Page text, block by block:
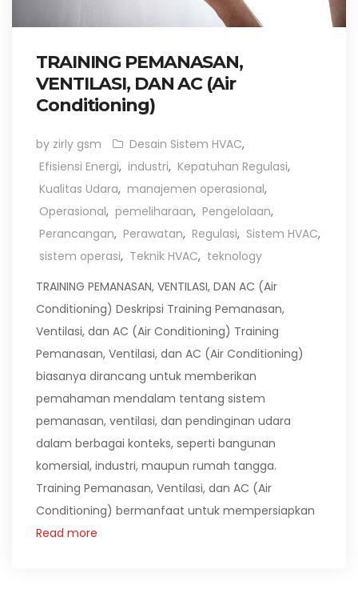
TRAINING PEMANASAN,
VENTILASI, DAN AC (Air
Conditioning)
by zirly gsm Desain Sistem HVAC,
Efisiensi Energi, industri, Kepatuhan Regulasi,
Kualitas Udara, manajemen operasional,
Operasional, pemeliharaan, Pengelolaan,
Perancangan, Perawatan, Regulasi, Sistem HVAC,
sistem operasi, Teknik HVAC, teknology
TRAINING PEMANASAN, VENTILASI, DAN AC (Air
Conditioning) Deskripsi Training Pemanasan,
Ventilasi, dan AC (Air Conditioning) Training
Pemanasan, Ventilasi, dan AC (Air Conditioning)
biasanya dirancang untuk memberikan
pemahaman mendalam tentang sistem
pemanasan, ventilasi, dan pendinginan udara
dalam berbagai konteks, seperti bangunan
komersial, industri, maupun rumah tangga.
Training Pemanasan, Ventilasi, dan AC (Air
Conditioning) bermanfaat untuk mempersiapkan
Read more